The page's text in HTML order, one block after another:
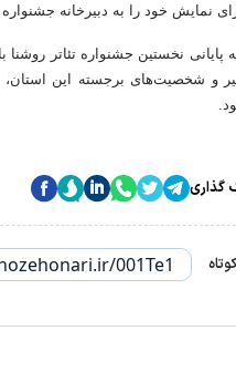
نمایش خود را به دبیرخانه جشنواره
پایانی نخستین جشنواره تئاتر
و شخصیت‌های برجسته این استان،
گذاری